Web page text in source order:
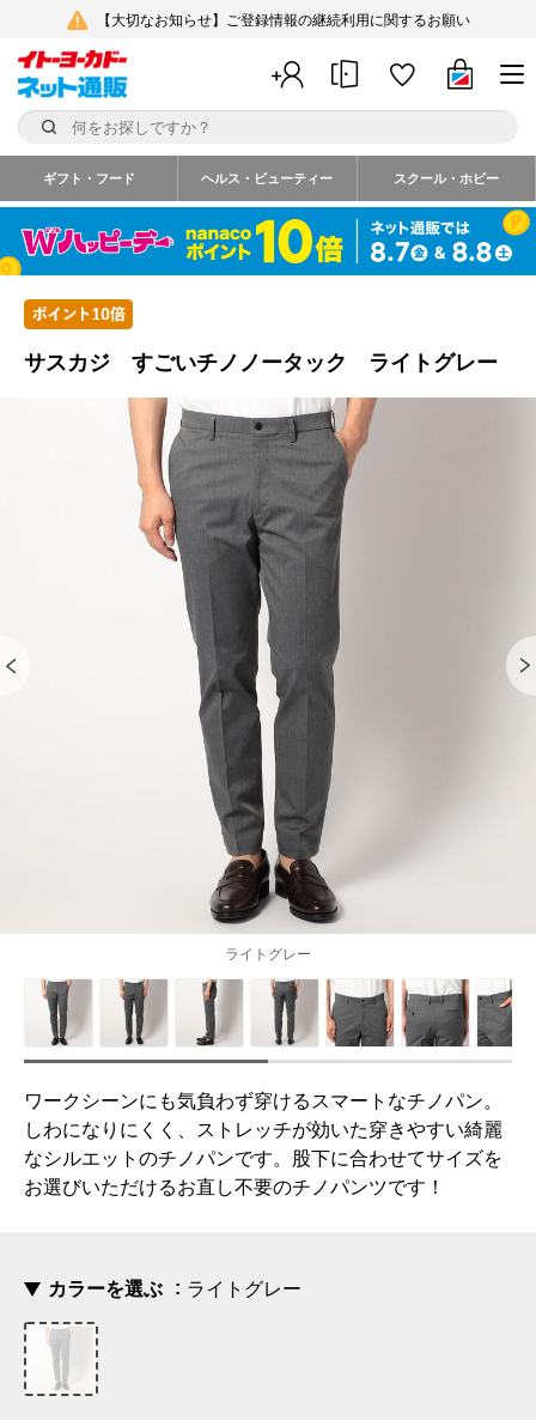
【大切なお知らせ】ご登録情報の継続利用に関するお願い
ギフト・フード ヘルス・ビューティー スクール・ホビー
サスカジ すごいチノノータック ライトグレー
ライトグレー
ワークシーンにも気負わず穿けるスマートなチノパン。
しわになりにくく、ストレッチが効いた穿きやすい綺麗
なシルエットのチノパンです。股下に合わせてサイズを
お選びいただけるお直し不要のチノパンツです！
カラーを選ぶ ライトグレー